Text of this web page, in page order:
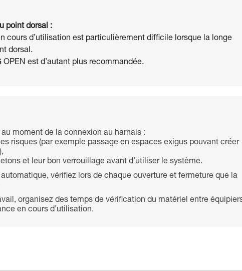
point dorsal :
cours d’utilisation est particulièrement difficile lorsque la longe
dorsal.
est d’autant plus recommandée.
moment de la connexion au harnais :
risques (par exemple passage en espaces exigus pouvant créer
et leur bon verrouillage avant d’utiliser le système.
vérifiez lors de chaque ouverture et fermeture que la
organisez des temps de vérification du matériel entre
en cours d’utilisation.